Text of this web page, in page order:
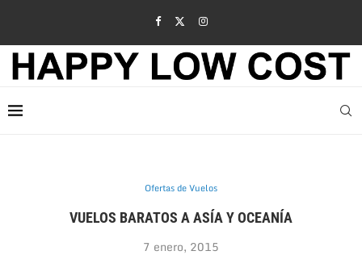
Ofertas de Vuelos
VUELOS BARATOS A ASÍA Y OCEANÍA
7 enero, 2015